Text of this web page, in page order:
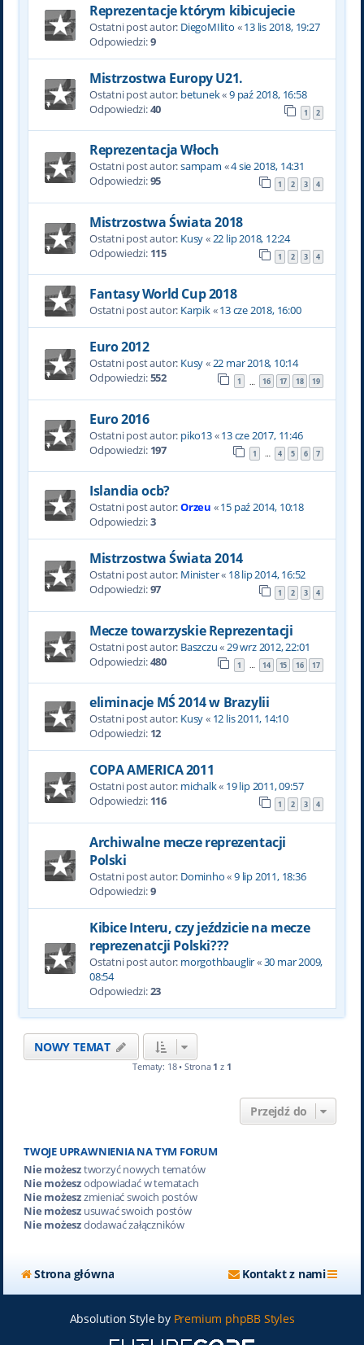
Reprezentacje którym kibicujecie
Ostatni post autor: DiegoMIlito «13 lis 2018, 19:27
Odpowiedzi:9
Mistrzostwa Europy U21.
Ostatni post autor: betunek«9 paź 2018, 16:58
Odpowiedzi:40 1 2
Reprezentacja Włoch
Ostatni post autor:sampam «4 sie 2018, 14:31
Odpowiedzi:95 1 2 3 4
Mistrzostwa Świata 2018
Ostatni post autor: Kusy«22 lip 2018, 12:24
Odpowiedzi: 115 1 2 3 4
Fantasy World Cup 2018
Ostatni post autor: Karpik«13 cze 2018, 16:00
Euro 2012
Ostatni post autor: Kusy«22 mar 2018, 10:14
Odpowiedzi:552 1 … 16 17 18 19
Euro 2016
Ostatni post autor: piko13«13 cze 2017, 11:46
Odpowiedzi: 197 1 … 4 5 6 7
Islandia ocb?
Ostatni post autor:Orzeu «15 paź 2014, 10:18
Odpowiedzi:3
Mistrzostwa Świata 2014
Ostatni post autor: Minister« 18 lip 2014, 16:52
Odpowiedzi:97 1 2 3 4
Mecze towarzyskie Reprezentacji
Ostatni post autor: Baszczu«29 wrz 2012, 22:01
Odpowiedzi:480 1 … 14 15 16 17
eliminacje MŚ 2014 w Brazylii
Ostatni post autor: Kusy« 12 lis 2011, 14:10
Odpowiedzi: 12
COPA AMERICA 2011
Ostatni post autor: michalk« 19 lip 2011, 09:57
Odpowiedzi: 116 1 2 3 4
Archiwalne mecze reprezentacji
Polski
Ostatni post autor: Dominho«9 lip 2011, 18:36
Odpowiedzi:9
Kibice Interu, czy jeździcie na mecze
reprezenatcji Polski???
Ostatni post autor: morgothbauglir«30 mar 2009,
08:54
Odpowiedzi:23
NOWY TEMAT
Tematy: 18 • Strona 1 z 1
Przejdź do
TWOJE UPRAWNIENIA NA TYM FORUM
Nie możesztworzyć nowych tematów
Nie możeszodpowiadać w tematach
Nie możeszzmieniać swoich postów
Nie możeszusuwać swoich postów
Nie możeszdodawać załączników
Strona główna Kontakt z nami
Absolution Style by Premium phpBB Styles